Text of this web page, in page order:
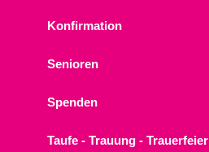
Konfirmation
Senioren
Spenden
Taufe - Trauung - Trauerfeier